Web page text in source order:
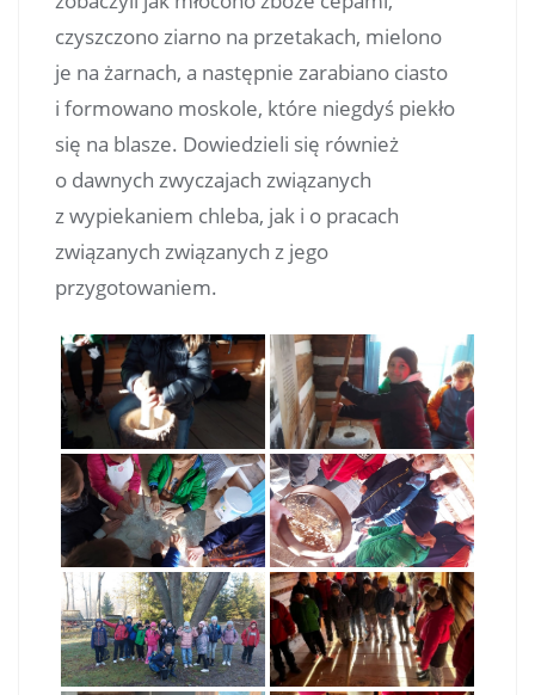
czyszczono ziarno na przetakach, mielono
je na żarnach, a następnie zarabiano ciasto
i formowano moskole, które niegdyś piekło
się na blasze. Dowiedzieli się również
o dawnych zwyczajach związanych
z wypiekaniem chleba, jak i o pracach
związanych związanych z jego
przygotowaniem.